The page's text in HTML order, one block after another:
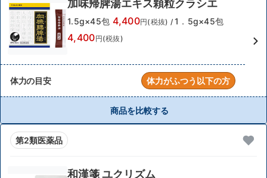
加味帰脾湯エキス顆粒クラシエ
1.5g×45包 4,400円(税抜) / 1．5g×45包
4,400円(税抜)
体力の目安 体力がふつう以下の方
商品を比較する
第2類医薬品
和漢箋 ユクリズム